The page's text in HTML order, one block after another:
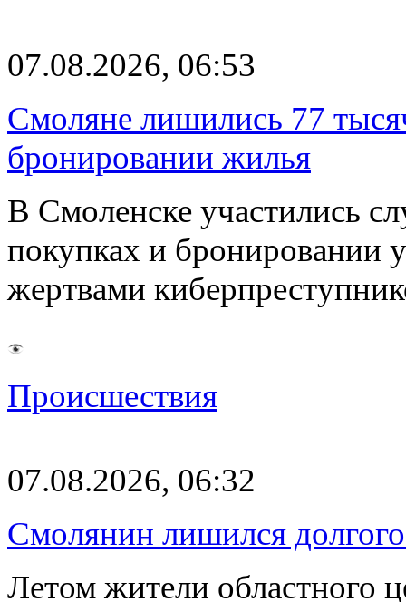
07.08.2026, 06:53
Смоляне лишились 77
бронировании жилья
В Смоленске участились
покупках и бронировании
жертвами
Происшествия
07.08.2026, 06:32
Смолянин лишился
Летом жители областного